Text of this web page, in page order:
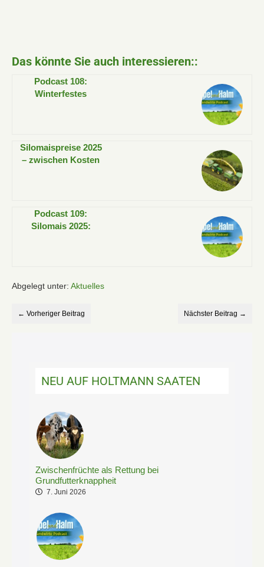
Das könnte Sie auch interessieren::
Podcast 108:
Winterfestes
Silomaispreise 2025
– zwischen Kosten
Podcast 109:
Silomais 2025:
Abgelegt unter: Aktuelles
← Vorheriger Beitrag Nächster Beitrag →
NEU AUF HOLTMANN SAATEN
Zwischenfrüchte als Rettung bei
Grundfutterknappheit
7. Juni 2026